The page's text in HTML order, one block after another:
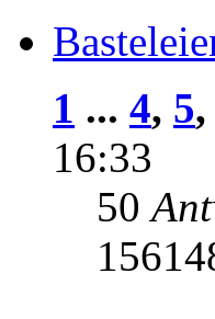
1 ... 4, 5,
16:33
50